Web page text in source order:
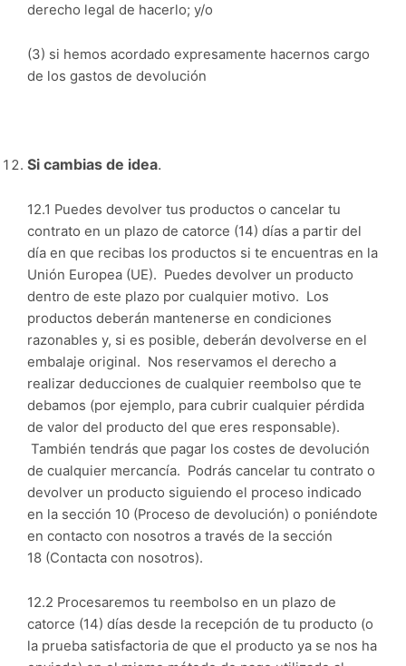
derecho legal de hacerlo; y/o
(3) si hemos acordado expresamente hacernos cargo
de los gastos de devolución
Si cambias de idea.
12.1 Puedes devolver tus productos o cancelar tu
contrato en un plazo de catorce (14) días a partir del
día en que recibas los productos si te encuentras en la
Unión Europea (UE). Puedes devolver un producto
dentro de este plazo por cualquier motivo. Los
productos deberán mantenerse en condiciones
razonables y, si es posible, deberán devolverse en el
embalaje original. Nos reservamos el derecho a
realizar deducciones de cualquier reembolso que te
debamos (por ejemplo, para cubrir cualquier pérdida
de valor del producto del que eres responsable).
También tendrás que pagar los costes de devolución
de cualquier mercancía. Podrás cancelar tu contrato o
devolver un producto siguiendo el proceso indicado
en la sección 10 (Proceso de devolución) o poniéndote
en contacto con nosotros a través de la sección
18 (Contacta con nosotros).
12.2 Procesaremos tu reembolso en un plazo de
catorce (14) días desde la recepción de tu producto (o
la prueba satisfactoria de que el producto ya se nos ha